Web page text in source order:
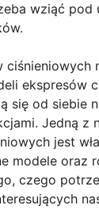
wziąć pod
ciśnieniowych
ekspresów
się od siebie
Jedną z
jest
modele oraz
czego